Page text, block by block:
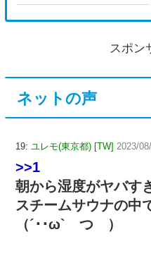
スポン
ネットの声
19: ユレモ(東京都) [TW] 2023/
>>1
朝から湿度がヤバす
スチームサウナの中
（´･･ω` つ ）